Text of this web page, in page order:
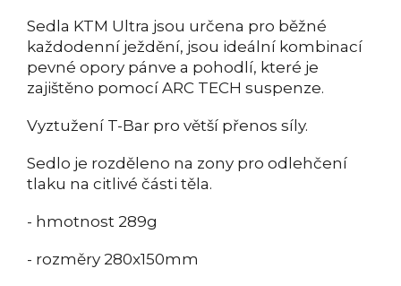
Sedla KTM Ultra jsou určena pro běžné
každodenní ježdění, jsou ideální kombinací
pevné opory pánve a pohodlí, které je
zajištěno pomocí ARC TECH suspenze.
Vyztužení T-Bar pro větší přenos síly.
Sedlo je rozděleno na zony pro odlehčení
tlaku na citlivé části těla.
- hmotnost 289g
- rozměry 280x150mm